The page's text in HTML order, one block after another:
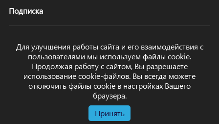
Подписка
ОТПРАВИТЬ
. Все права защищены.
Для улучшения работы сайта и его взаимодействия с
пользователями мы используем файлы cookie.
Продолжая работу с сайтом, Вы разрешаете
использование cookie-файлов. Вы всегда можете
отключить файлы cookie в настройках Вашего
браузера.
Принять